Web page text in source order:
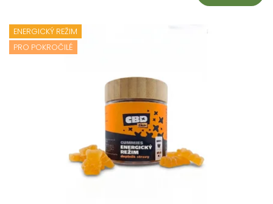
ENERGICKÝ REŽIM
PRO POKROČILÉ